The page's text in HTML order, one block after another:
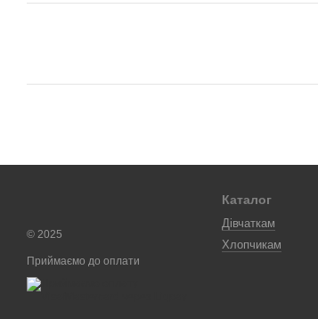
© 2025
Приймаємо до оплати
Каталог
Дівчаткам
Хлопчикам